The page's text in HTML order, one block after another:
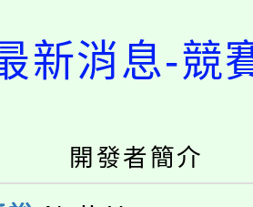
)教師甄選結果(
校115學年度第
)教師甄選結果(
國文化大學推廣
》溝通分析基
迎學生輔導中心
校園短影音徵選
115學年度學生
新消息-競
開發者簡介